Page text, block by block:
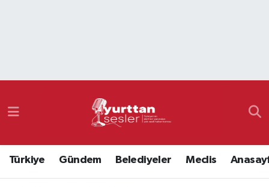
Türkiye Gündem Belediyeler Meclis
Namaz Vakitleri
Süper Lig Puan Durumu ve Fikstür